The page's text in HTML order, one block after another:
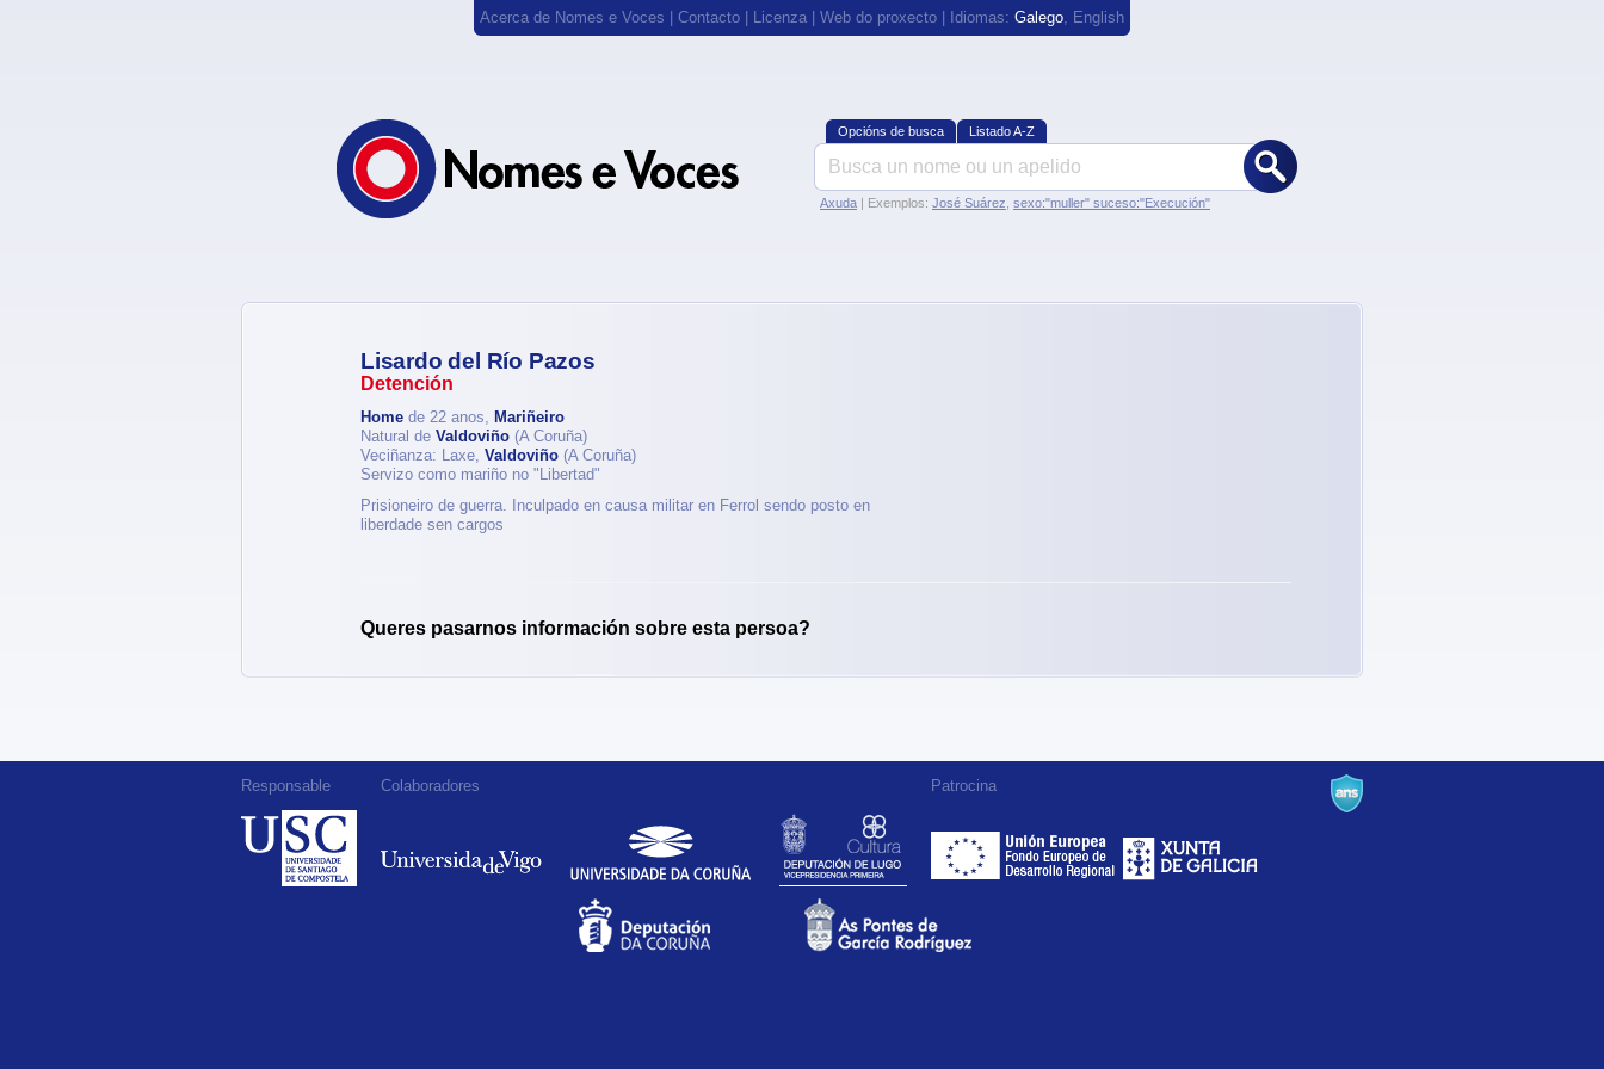
Acerca de Nomes e Voces Contacto Licenza Web do proxecto | Idiomas: Galego, English
Opcións de busca Listado A-Z
Axuda | Exemplos: José Suárez sexo:"muller" suceso:"Execución"
Lisardo del Río Pazos
Detención
Home de 22 anos, Mariñeiro
Natural de Valdoviño (A Coruña)
Veciñanza: Laxe, Valdoviño (A Coruña)
Servizo como mariño no "Libertad"
Prisioneiro de guerra. Inculpado en causa militar en Ferrol sendo posto en
liberdade sen cargos
Queres pasarnos información sobre esta persoa?
Responsable Colaboradores Patrocina